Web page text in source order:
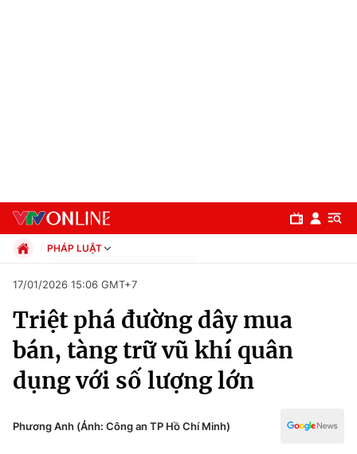
Chuyên mục
Chính trị
PHÁP LUẬT
Xã hội
Pháp luật
Kinh tế
Thể thao
Truyền hình
Văn hóa - Giải trí
17/01/2026 15:06 GMT+7
Triệt phá đường dây mua
bán, tàng trữ vũ khí quân
dụng với số lượng lớn
Phương Anh (Ảnh: Công an TP Hồ Chí Minh)